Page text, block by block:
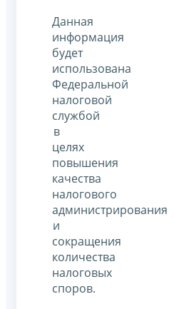
Данная
информация
будет
использована
Федеральной
налоговой
службой
в
целях
повышения
качества
налогового
администрирования
и
сокращения
количества
налоговых
споров.